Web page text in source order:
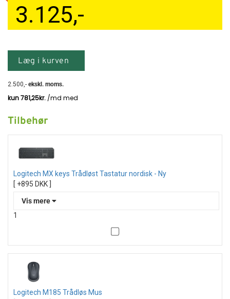
3.125,-
Læg i kurven
2.500,- ekskl. moms.
Tilbehør
Logitech MX keys Trådløst Tastatur nordisk - Ny
[ +895 DKK ]
Vis mere
Logitech MX Keys tastatur
nordisk – avanceret trådløst
tastatur til produktivitet
Logitech MX Keys tastatur nordisk er designet til
professionelle, studerende og alle, der ønsker en effektiv og
komfortabel skriveoplevelse. Dette premium trådløse
1
Logitech M185 Trådløs Mus